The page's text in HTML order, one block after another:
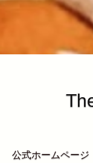
公式ホームページ